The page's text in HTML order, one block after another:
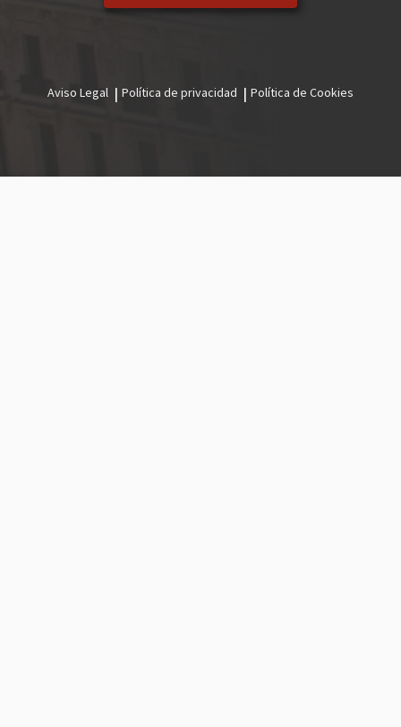
legal
Aviso Legal Política de privacidad Política de Cookies